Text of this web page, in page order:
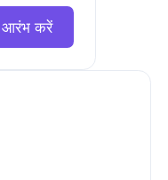
आरंभ करें